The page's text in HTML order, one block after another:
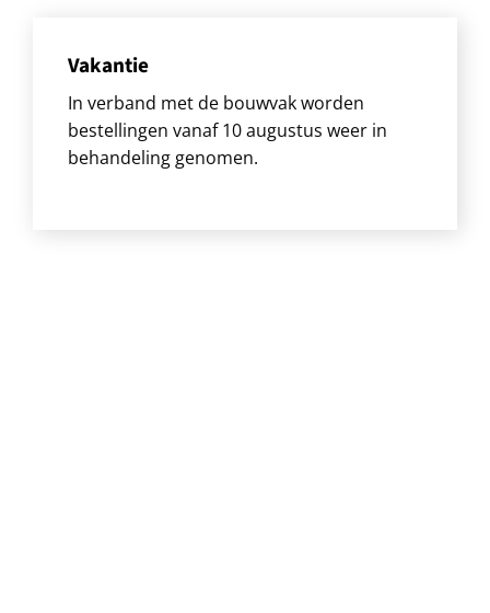
Vakantie
In verband met de bouwvak worden
bestellingen vanaf 10 augustus weer in
behandeling genomen.